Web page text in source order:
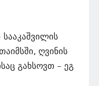
ღვინის
გახსოვთ – ეგ